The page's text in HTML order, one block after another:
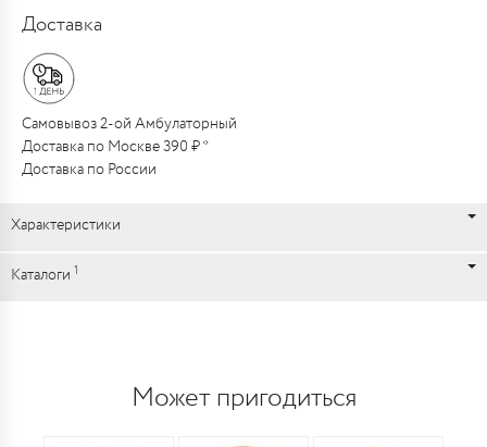
Доставка
Самовывоз 2-ой Амбулаторный
Доставка по Москве 390 ₽ *
Доставка по России
Характеристики
Каталоги 1
Может пригодиться